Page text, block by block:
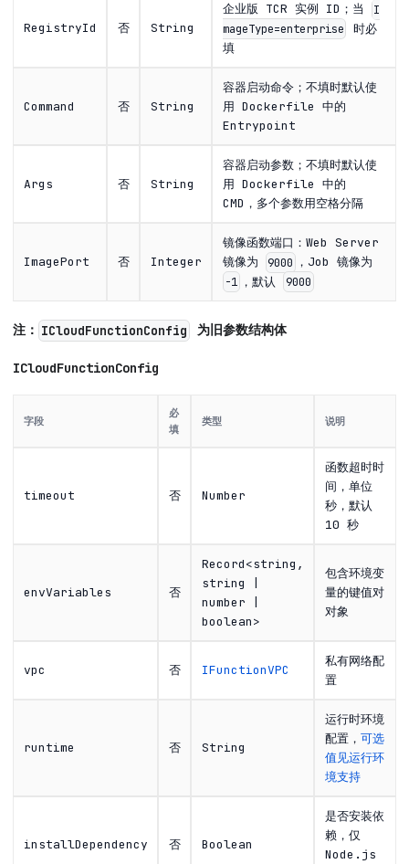
RegistryId 否 String
企业版 TCR 实例 ID；当
I
mageType=enterprise
时必
填
Command 否 String
容器启动命令；不填时默认使
用 Dockerfile 中的
Entrypoint
Args 否 String
容器启动参数；不填时默认使
用 Dockerfile 中的
CMD，多个参数用空格分隔
ImagePort 否 Integer
镜像函数端口：Web Server
镜像为
9000 ，Job 镜像为
-1 ，默认 9000
注： ICloudFunctionConfig 为旧参数结构体
ICloudFunctionConfig
字段
必
填
类型 说明
timeout 否 Number
函数超时时
间，单位
秒，默认
10 秒
envVariables 否
Record<string,
string |
number |
boolean>
包含环境变
量的键值对
对象
vpc 否 IFunctionVPC
私有网络配
置
runtime 否 String
运行时环境
配置， 可选
值见运行环
境支持
installDependency 否 Boolean
是否安装依
赖，仅
Node.js